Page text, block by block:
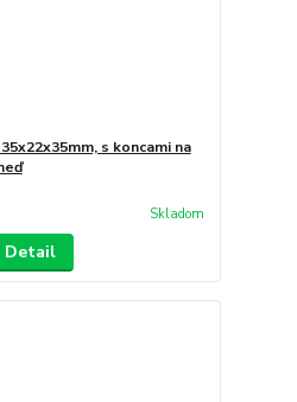
s koncami na
Skladom
Detail